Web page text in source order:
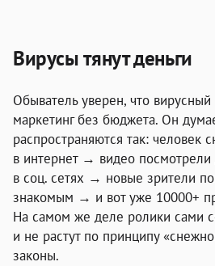
Вирусы тянут деньги
Обыватель уверен, что
маркетинг без бюджета. Он
распространяются так: человек
в интернет → видео посмотрели
в соц. сетях → новые зрители
знакомым → и вот уже 10000+
На самом же деле ролики сами
и не растут по принципу
законы.